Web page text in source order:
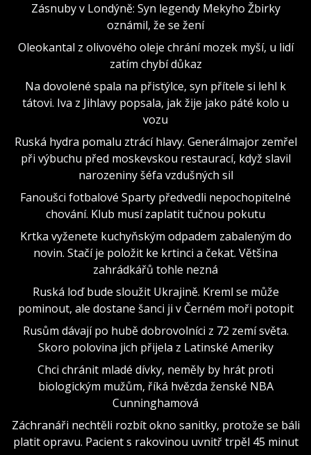
Zásnuby v Londýně: Syn legendy Mekyho Žbirky
oznámil, že se žení
Oleokantal z olivového oleje chrání mozek myší, u lidí
zatím chybí důkaz
Na dovolené spala na přistýlce, syn přítele si lehl k
tátovi. Iva z Jihlavy popsala, jak žije jako páté kolo u
vozu
Ruská hydra pomalu ztrácí hlavy. Generálmajor zemřel
při výbuchu před moskevskou restaurací, když slavil
narozeniny šéfa vzdušných sil
Fanoušci fotbalové Sparty předvedli nepochopitelné
chování. Klub musí zaplatit tučnou pokutu
Krtka vyženete kuchyňským odpadem zabaleným do
novin. Stačí je položit ke krtinci a čekat. Většina
zahrádkářů tohle nezná
Ruská loď bude sloužit Ukrajině. Kreml se může
pominout, ale dostane šanci ji v Černém moři potopit
Rusům dávají po hubě dobrovolníci z 72 zemí světa.
Skoro polovina jich přijela z Latinské Ameriky
Chci chránit mladé dívky, neměly by hrát proti
biologickým mužům, říká hvězda ženské NBA
Cunninghamová
Záchranáři nechtěli rozbít okno sanitky, protože se báli
platit opravu. Pacient s rakovinou uvnitř trpěl 45 minut